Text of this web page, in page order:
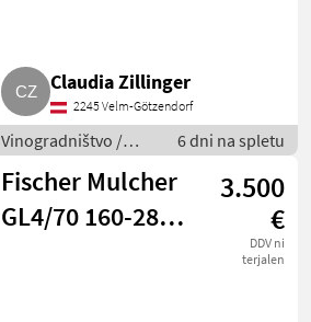
Claudia Zillinger
2245 Velm-Götzendorf
Vinogradništvo /
Drugi stroji za
vinogradništvo
6 dni na spletu
Fischer Mulcher
GL4/70 160-280
3.500
€
DDV ni
terjalen